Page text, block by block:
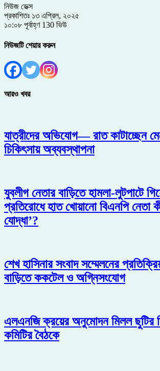
নিউজ ডেক্স
প্রকাশিতঃ ১৩ এপ্রিল, ২০২৫
১০:০৮ পূর্বাহ্ণ 130 ভিউ
নিউজটি শেয়ার করুন
আরও খবর
যাত্রীদের অভিযোগ— রাত কাটাচ্ছেন
চিকিৎসায় অব্যবস্থাপনা
যুবলীগ নেতার বাড়িতে হামলা-লুটপাটে
প্রতিরোধে হাত খোয়ানো বিএনপি নেতা
যোদ্ধা’?
শেখ হাসিনার সংবাদ সম্মেলনের
বাড়িতে ককটেল ও অগ্নিসংযোগ
এলএনজি ক্রয়ের অনুমোদন মিলল ছুটির
কমিটির বৈঠকে